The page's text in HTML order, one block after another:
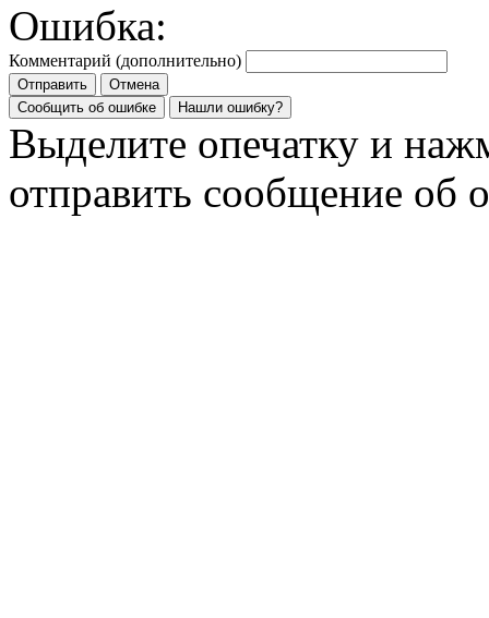
Ошибка:
Комментарий (дополнительно)
Отправить
Отмена
Сообщить об ошибке
Нашли ошибку?
Выделите опечатку и
отправить сообщение об